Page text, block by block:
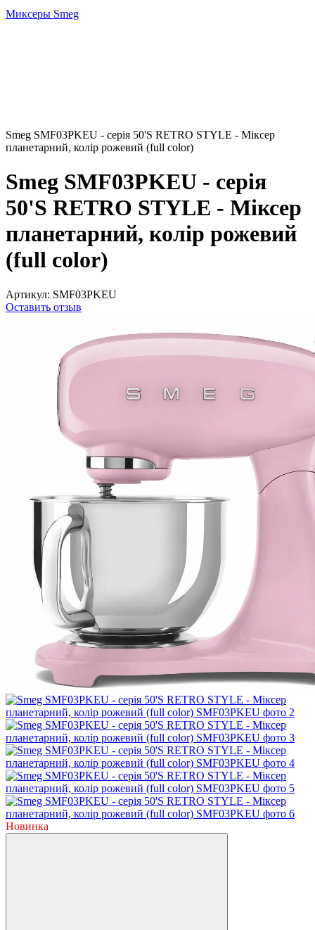
Миксеры Smeg
Smeg SMF03PKEU - серія 50'S RETRO STYLE - Міксер
планетарний, колір рожевий (full color)
Smeg SMF03PKEU - серія
50'S RETRO STYLE - Міксер
планетарний, колір рожевий
(full color)
Артикул: SMF03PKEU
Оставить отзыв
Новинка